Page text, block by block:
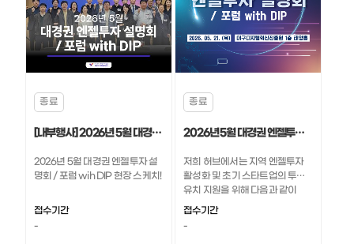
종료
[내부행사] 2026년 5월 대경권 엔젤투자 설명회 / 포럼 wih DIP 현장 스케치
2026년 5월 대경권 엔젤투자 설
명회 / 포럼 wih DIP 현장 스케치!
접수기간
-
종료
2026년 5월 대경권 엔젤투자 설명회/포럼 with DIP
저희 허브에서는 지역 엔젤투자
활성화 및 초기 스타트업의 투자
유치 지원을 위해 다음과 같이
[2026년 5월 대경권 엔젤투자 설
명회/포럼 with DIP]을 개최합니
접수기간
-